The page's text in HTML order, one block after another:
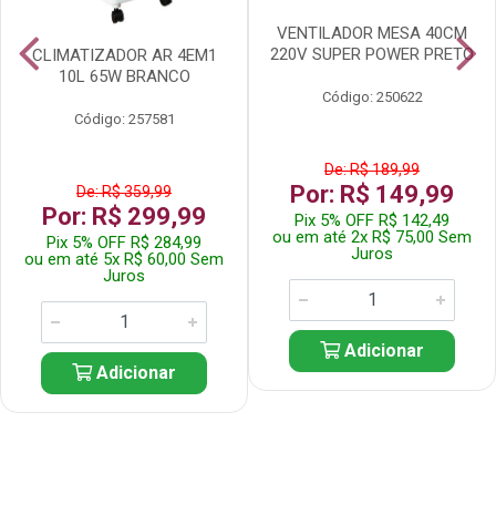
CLIMATIZADOR AR 4EM1
10L 65W BRANCO
Código: 257581
De: R$ 359,99
Por: R$ 299,99
Pix 5% OFF R$ 284,99
ou em até 5x R$ 60,00 Sem
Juros
Adicionar
VENTILADOR MESA 40CM
220V SUPER POWER PRETO
Código: 250622
De: R$ 189,99
Por: R$ 149,99
Pix 5% OFF R$ 142,49
ou em até 2x R$ 75,00 Sem
Juros
Adicionar